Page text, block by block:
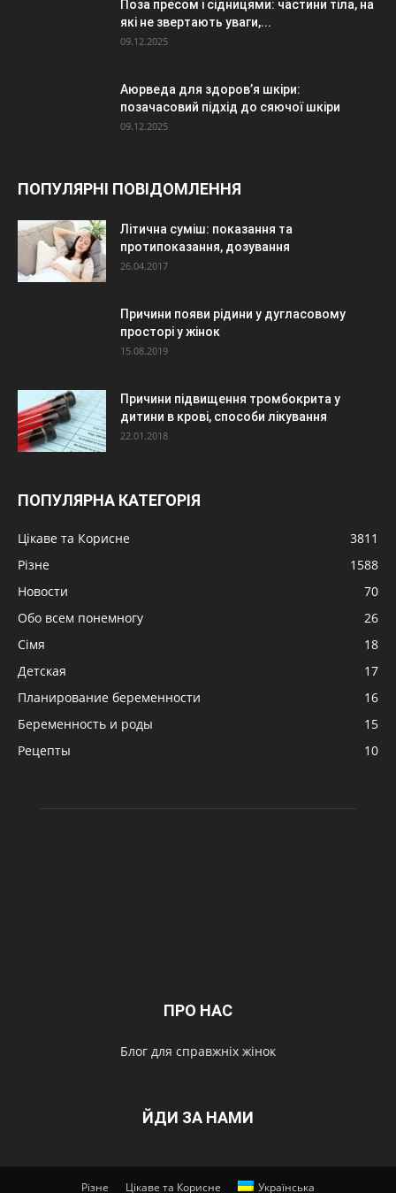
Поза пресом і сідницями: частини тіла, на
які не звертають уваги,...
09.12.2025
Аюрведа для здоров’я шкіри:
позачасовий підхід до сяючої шкіри
09.12.2025
ПОПУЛЯРНІ ПОВІДОМЛЕННЯ
Літична суміш: показання та
протипоказання, дозування
26.04.2017
Причини появи рідини у дугласовому
просторі у жінок
15.08.2019
Причини підвищення тромбокрита у
дитини в крові, способи лікування
22.01.2018
ПОПУЛЯРНА КАТЕГОРІЯ
Цікаве та Корисне
3811
Різне
1588
Новости
70
Обо всем понемногу
26
Сімя
18
Детская
17
Планирование беременности
16
Беременность и роды
15
Рецепты
10
ПРО НАС
Блог для справжніх жінок
ЙДИ ЗА НАМИ
Різне Цікаве та Корисне Українська